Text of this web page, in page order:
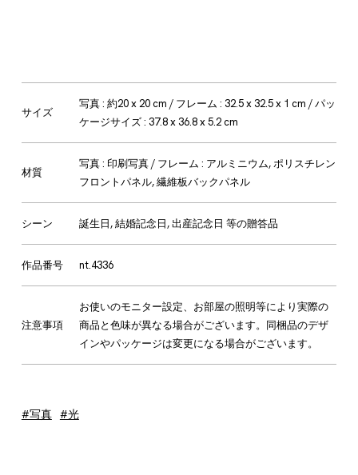
サイズ
写真 : 約20 x 20 cm / フレーム : 32.5 x 32.5 x 1 cm / パッ
ケージサイズ : 37.8 x 36.8 x 5.2 cm
材質
写真 : 印刷写真 / フレーム : アルミニウム, ポリスチレン
フロントパネル, 繊維板バックパネル
シーン 誕生日, 結婚記念日, 出産記念日 等の贈答品
作品番号 nt.4336
注意事項
お使いのモニター設定、お部屋の照明等により実際の
商品と色味が異なる場合がございます。同梱品のデザ
インやパッケージは変更になる場合がございます。
#写真 #光